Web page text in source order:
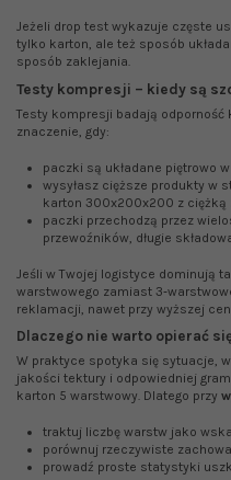
Jeżeli drop test wykazuje częste
tylko karton, ale też sposób
sposób zaklejania.
Testy kompresji – kiedy są
Testy kompresji badają
znaczenie, gdy:
paczki są układane piętrowo
wysyłasz cięższe produkty w
karton 300x200x200 z ciężką
paczki przechodzą przez
przewoźników, długie
Jeśli w Twojej logistyce dominują
warstwowego zamiast
reklamacji, nawet przy wyższej
Dlaczego nie warto opierać
W praktyce spotyka się sytuacje,
jakości tektury i odpowiedniej
karton 5 warstwowy. Dlatego przy
traktuj liczbę warstw jako
porównuj rzeczywiste
prowadź proste statystyki